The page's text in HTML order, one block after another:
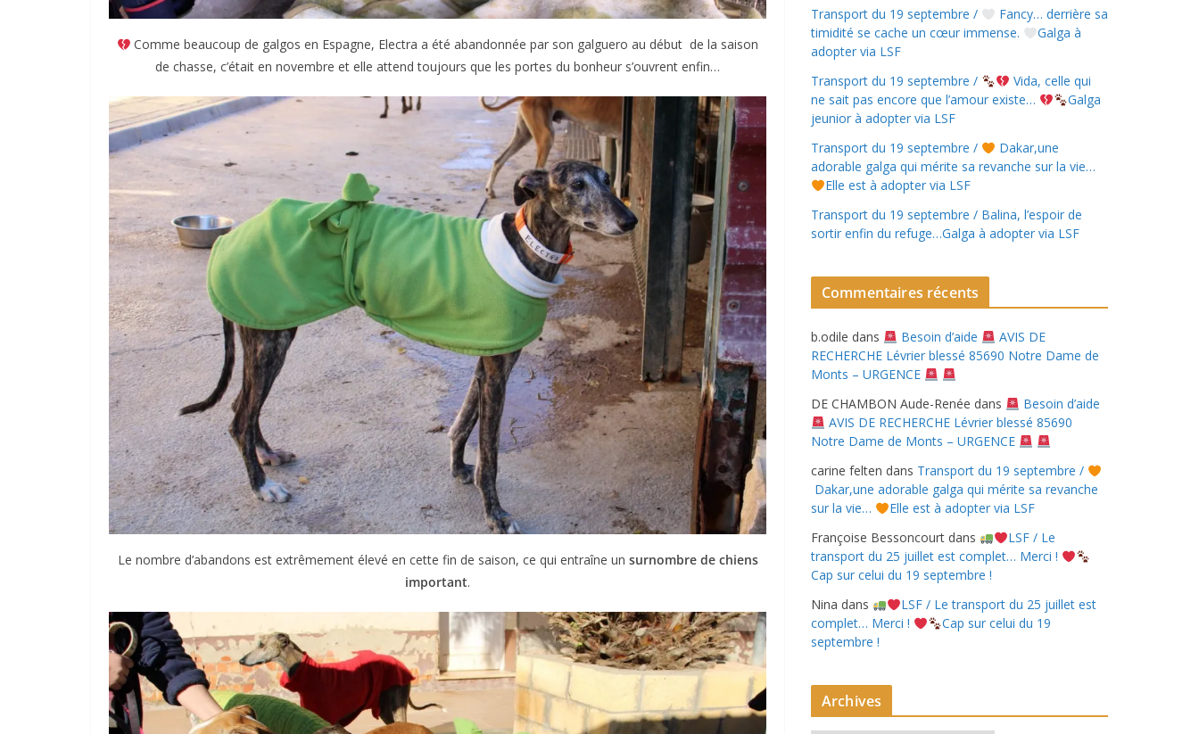
Comme beaucoup de galgos en Espagne, Electra a été abandonnée par son galguero au début de la saison
de chasse, c’était en novembre et elle attend toujours que les portes du bonheur s’ouvrent enfin…
Le nombre d’abandons est extrêmement élevé en cette fin de saison, ce qui entraîne un surnombre de chiens
important.
Transport du 19 septembre /
Fancy… derrière sa
timidité se cache un cœur immense.
Galga à
adopter via LSF
Transport du 19 septembre /
Vida, celle qui
ne sait pas encore que l’amour existe…
Galga
jeunior à adopter via LSF
Transport du 19 septembre /
Dakar,une
adorable galga qui mérite sa revanche sur la vie…
Elle est à adopter via LSF
Transport du 19 septembre / Balina, l’espoir de
sortir enfin du refuge…Galga à adopter via LSF
Commentaires récents
b.odile dans Besoin d’aide
AVIS DE
RECHERCHE Lévrier blessé 85690 Notre Dame de
Monts – URGENCE
DE CHAMBON Aude-Renée dans
Besoin d’aide
AVIS DE RECHERCHE Lévrier blessé 85690
Notre Dame de Monts – URGENCE
carine felten dans Transport du 19 septembre /
Dakar,une adorable galga qui mérite sa revanche
sur la vie…
Elle est à adopter via LSF
Françoise Bessoncourt dans
LSF / Le
transport du 25 juillet est complet… Merci !
Cap sur celui du 19 septembre !
Nina dans
LSF / Le transport du 25 juillet est
complet… Merci !
Cap sur celui du 19
septembre !
Archives